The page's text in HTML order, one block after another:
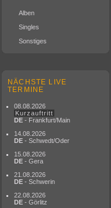
Alben
Singles
Sonstiges
NÄCHSTE LIVE
TERMINE
08.08.2026
Kurzauftritt
DE - Frankfurt/Main
14.08.2026
DE - Schwedt/Oder
15.08.2026
DE - Gera
21.08.2026
DE - Schwerin
22.08.2026
DE - Görlitz